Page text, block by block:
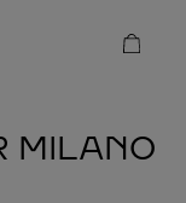
MILANO